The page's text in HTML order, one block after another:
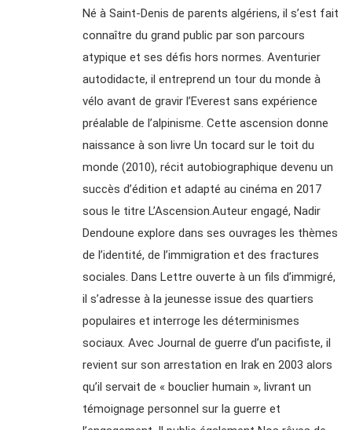
Né à Saint-Denis de parents algériens, il s’est fait
connaître du grand public par son parcours
atypique et ses défis hors normes. Aventurier
autodidacte, il entreprend un tour du monde à
vélo avant de gravir l’Everest sans expérience
préalable de l’alpinisme. Cette ascension donne
naissance à son livre Un tocard sur le toit du
monde (2010), récit autobiographique devenu un
succès d’édition et adapté au cinéma en 2017
sous le titre L’Ascension.Auteur engagé, Nadir
Dendoune explore dans ses ouvrages les thèmes
de l’identité, de l’immigration et des fractures
sociales. Dans Lettre ouverte à un fils d’immigré,
il s’adresse à la jeunesse issue des quartiers
populaires et interroge les déterminismes
sociaux. Avec Journal de guerre d’un pacifiste, il
revient sur son arrestation en Irak en 2003 alors
qu’il servait de « bouclier humain », livrant un
témoignage personnel sur la guerre et